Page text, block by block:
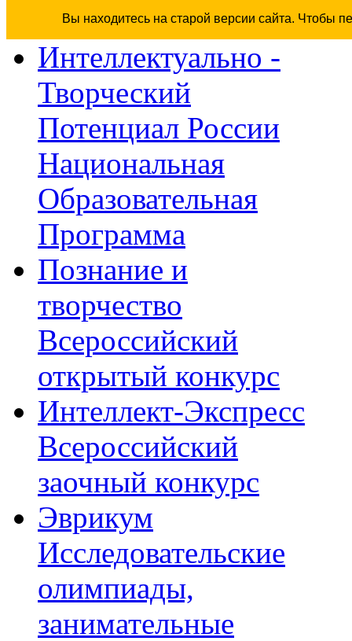
Вы находитесь на старой версии сайта. Чтобы
Интеллектуально -
Творческий
Потенциал России
Национальная
Образовательная
Программа
Познание и
творчество
Всероссийский
открытый конкурс
Интеллект-Экспресс
Всероссийский
заочный конкурс
Эврикум
Исследовательские
олимпиады,
занимательные